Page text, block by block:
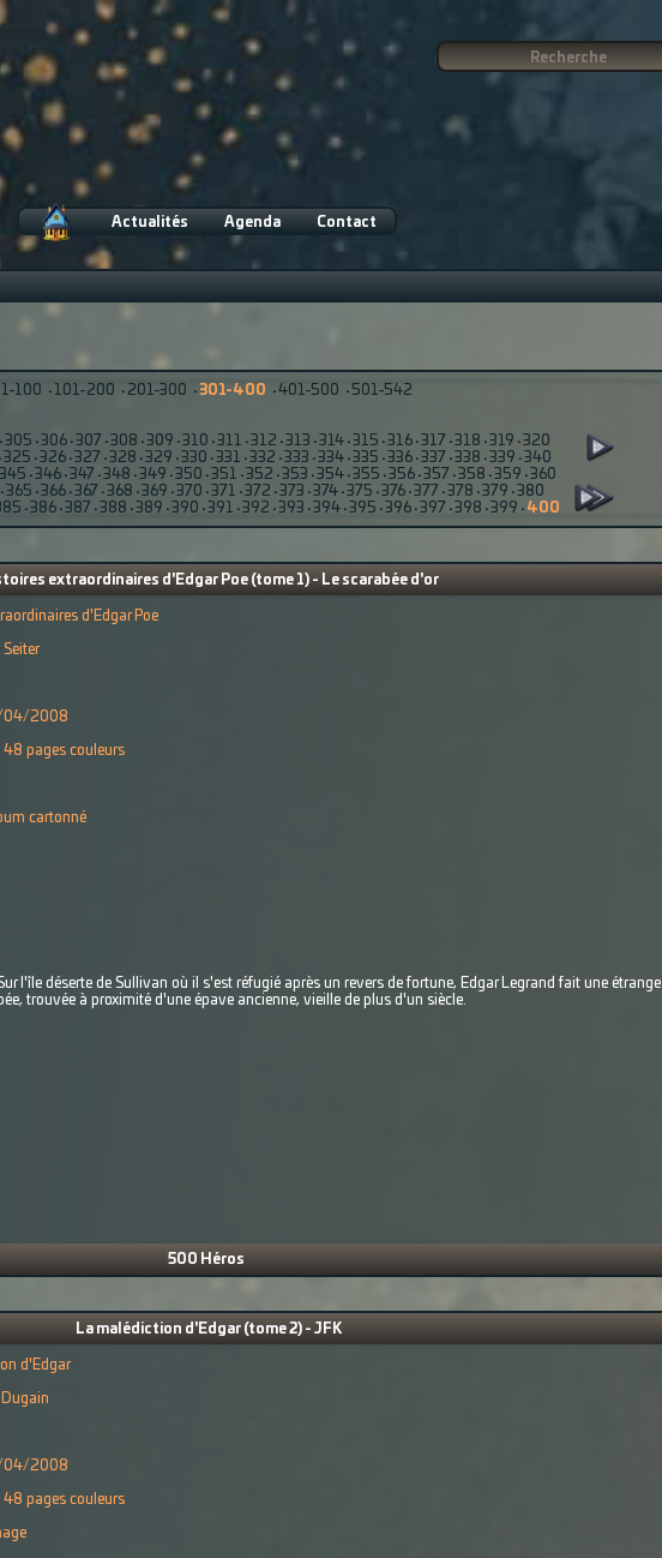
Actualités Agenda Contact
1-100 · 101-200 · 201-300 · 301-400 · 401-500 · 501-542
· 305 · 306 · 307 · 308 · 309 · 310 · 311 · 312 · 313 · 314 · 315 · 316 · 317 · 318 · 319 · 320
· 325 · 326 · 327 · 328 · 329 · 330 · 331 · 332 · 333 · 334 · 335 · 336 · 337 · 338 · 339 · 340
345 · 346 · 347 · 348 · 349 · 350 · 351 · 352 · 353 · 354 · 355 · 356 · 357 · 358 · 359 · 360
· 365 · 366 · 367 · 368 · 369 · 370 · 371 · 372 · 373 · 374 · 375 · 376 · 377 · 378 · 379 · 380
· 386 · 387 · 388 · 389 · 390 · 391 · 392 · 393 · 394 · 395 · 396 · 397 · 398 · 399 · 400
extraordinaires d'Edgar Poe (tome 1) - Le scarabée d'or
d'Edgar Poe
Seiter
04/2008
48 pages couleurs
cartonné
l'île déserte de Sullivan où il s'est réfugié après un revers de fortune, Edgar Legrand fait une étrange
trouvée à proximité d'une épave ancienne, vieille de plus d'un siècle.
500 Héros
La malédiction d'Edgar (tome 2) - JFK
d'Edgar
04/2008
48 pages couleurs